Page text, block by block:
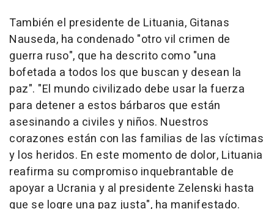
También el presidente de Lituania, Gitanas
Nauseda, ha condenado "otro vil crimen de
guerra ruso", que ha descrito como "una
bofetada a todos los que buscan y desean la
paz". "El mundo civilizado debe usar la fuerza
para detener a estos bárbaros que están
asesinando a civiles y niños. Nuestros
corazones están con las familias de las víctimas
y los heridos. En este momento de dolor, Lituania
reafirma su compromiso inquebrantable de
apoyar a Ucrania y al presidente Zelenski hasta
que se logre una paz justa", ha manifestado.